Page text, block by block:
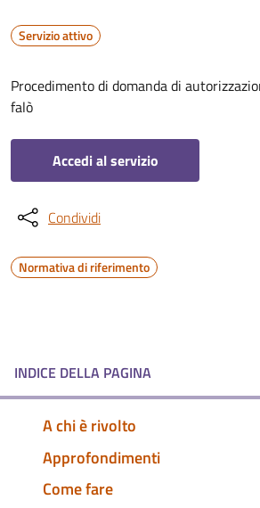
Servizio attivo
Procedimento di domanda di
falò
Accedi al servizio
Condividi
Normativa di riferimento
INDICE DELLA PAGINA
A chi è rivolto
Approfondimenti
Come fare